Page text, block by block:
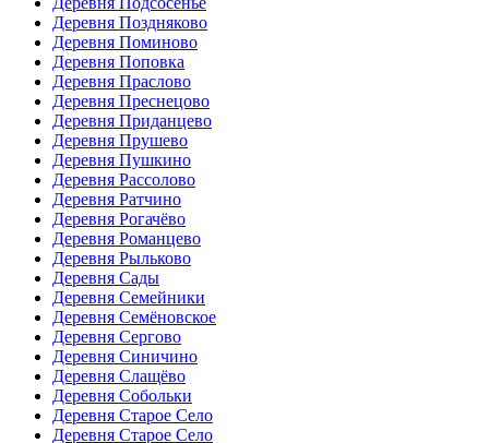
Деревня Поздняково
Деревня Поминово
Деревня Поповка
Деревня Праслово
Деревня Преснецово
Деревня Приданцево
Деревня Прушево
Деревня Пушкино
Деревня Рассолово
Деревня Ратчино
Деревня Рогачёво
Деревня Романцево
Деревня Рыльково
Деревня Сады
Деревня Семейники
Деревня Семёновское
Деревня Сергово
Деревня Синичино
Деревня Слащёво
Деревня Собольки
Деревня Старое Село
Деревня Старое Село